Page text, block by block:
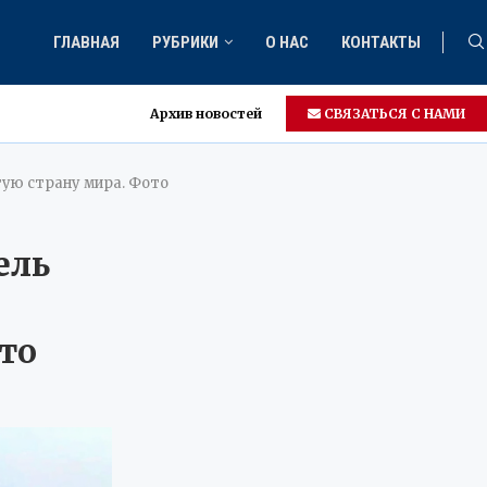
ГЛАВНАЯ РУБРИКИ О НАС КОНТАКТЫ
Архив новостей СВЯЗАТЬСЯ С НАМИ
страну мира. Фото